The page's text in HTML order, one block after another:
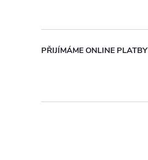
e
PŘIJÍMÁME ONLINE PLATBY